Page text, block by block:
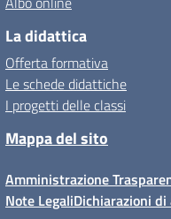
La didattica
Offerta formativa
Le schede didattiche
I progetti delle classi
Mappa del sito
Amministrazione
Note LegaliDichiarazioni